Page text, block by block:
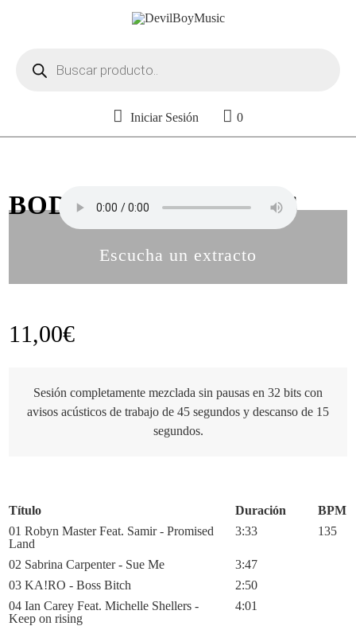
productos
Iniciar Sesión 0
BODY TONING VOL. 6
Escucha un extracto
11,00€
Sesión completamente mezclada sin pausas en 32 bits con
avisos acústicos de trabajo de 45 segundos y descanso de 15
segundos.
Título Duración
BPM
01 Robyn Master Feat. Samir - Promised
Land
3:33 135
02 Sabrina Carpenter - Sue Me
3:47
03 KA!RO - Boss Bitch
2:50
04 Ian Carey Feat. Michelle Shellers -
Keep on rising
4:01